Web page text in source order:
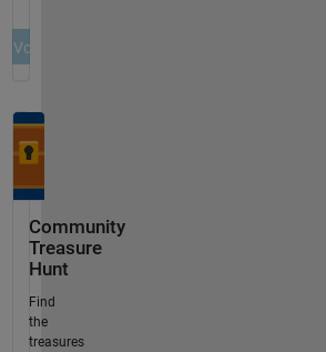
Community
Treasure
Hunt
Find
the
treasures